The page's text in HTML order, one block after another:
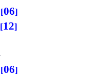
06
12
06